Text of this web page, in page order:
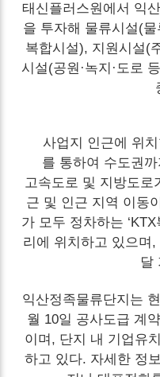
태신플러스원에서 익
을 투자해 물류시설(물
복합시설), 지원시설(
시설(공원·녹지·도로
사업지 인근에 위
를 통하여 수도권
고속도로 및 지방도로
근 및 인근 지역 이동
가 모두 정차하는
리에 위치하고 있으며
달
익산정족물류단지는
월 10일 공사도급 계
이며, 단지 내 기업유
하고 있다. 자세한 정